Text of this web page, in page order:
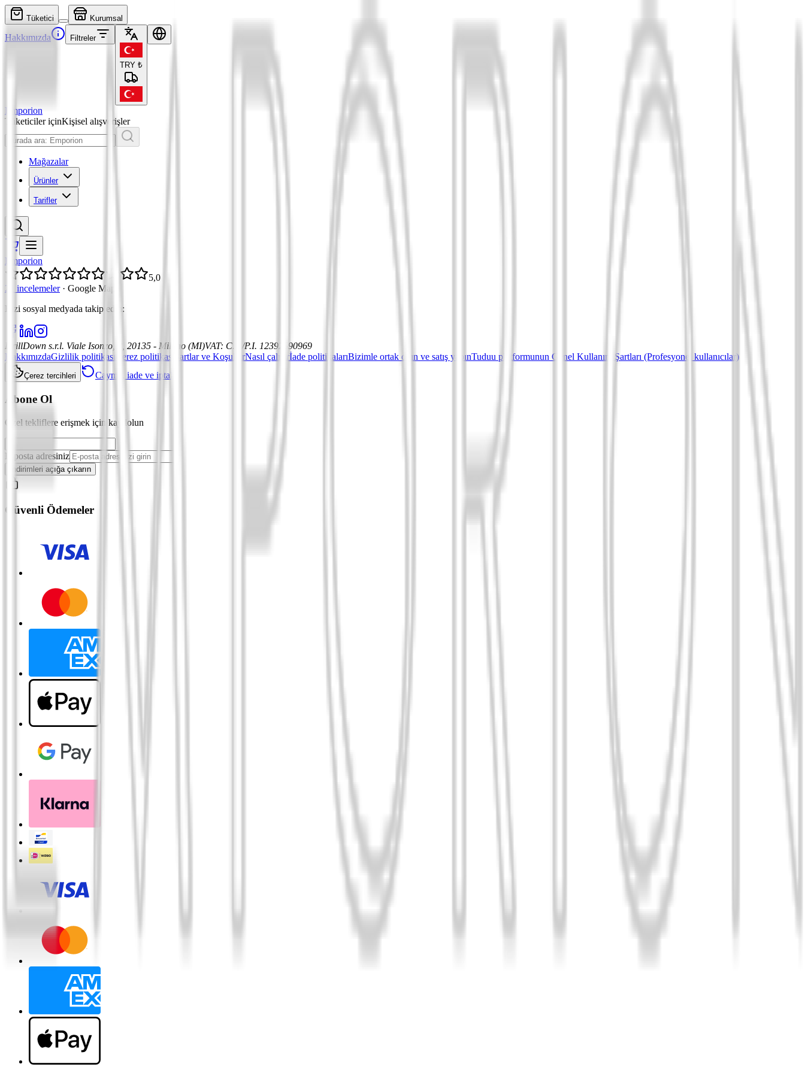
Tüketici Kurumsal
Hakkımızda Filtreler
TRY ₺
Emporion
Tüketiciler içinKişisel alışverişler
Mağazalar
Ürünler
Tarifler
Emporion
5,0
21 incelemeler · Google Maps
Bizi sosyal medyada takip edin :
DrillDown s.r.l. Viale Isonzo, 8, 20135 - Milano (MI)VAT: C.F./P.I. 12392590969
HakkımızdaGizlilik politikası Çerez politikası Şartlar ve KoşullarNasıl çalışırİade politikalarıBizimle ortak olun ve satış yapınTuduu platformunun Genel Kullanım Şartları (Profesyonel kullanıcılar)
Çerez tercihleri Cayma, iade ve iptal
Abone Ol
Özel tekliflere erişmek için kaydolun
E-posta adresiniz
İndirimleri açığa çıkarın
Güvenli Ödemeler